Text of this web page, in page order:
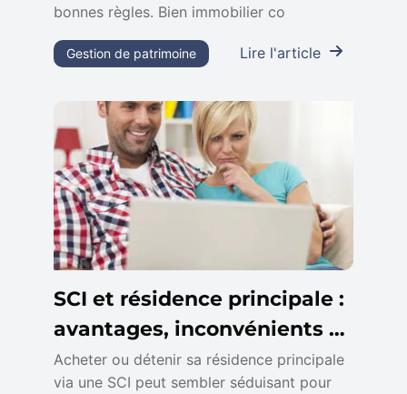
bonnes règles. Bien immobilier co
Lire l'article
Gestion de patrimoine
SCI et résidence principale :
avantages, inconvénients et
fiscalité
Acheter ou détenir sa résidence principale
via une SCI peut sembler séduisant pour